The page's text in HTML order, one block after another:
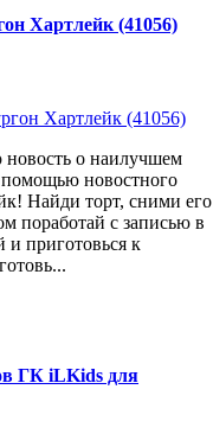
Хартлейк (41056)
о наилучшем
помощью новостного
Найди торт, сними его
поработай с записью в
приготовься к
ГК iLKids для